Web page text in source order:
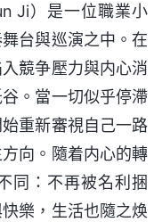
Ji）是一位職業小
台與巡演之中。在
競争壓力與内心消
。當一切似乎停滯
重新審視自己一路
向。隨着内心的轉
同：不再被名利捆
樂，生活也隨之焕